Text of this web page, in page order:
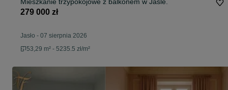
Mieszkanie trzypokojowe z balkonem w Jaśle.
279 000 zł
Jasło - 07 sierpnia 2026
53,29 m² - 5235.5 zł/m²